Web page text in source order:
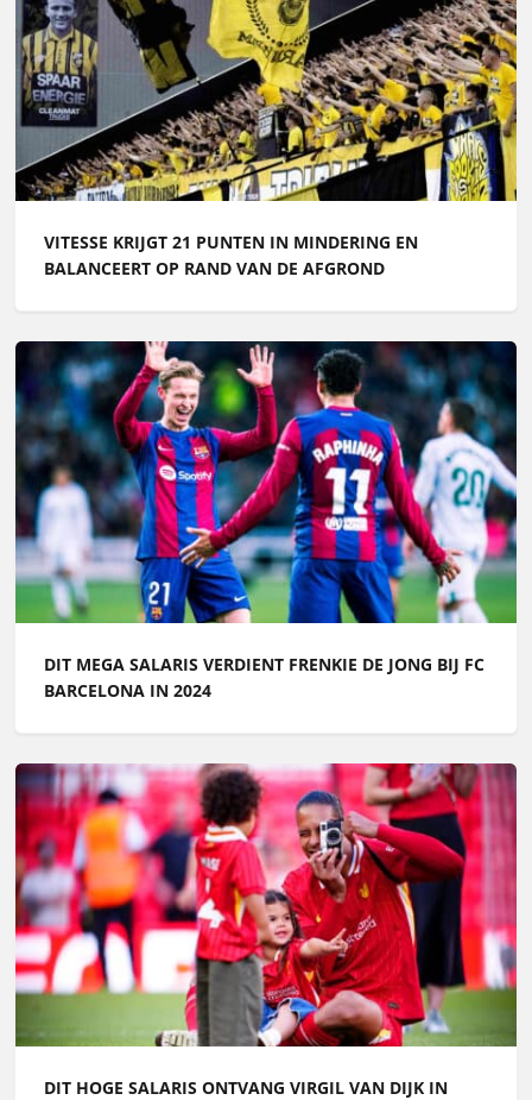
VITESSE KRIJGT 21 PUNTEN IN MINDERING EN
BALANCEERT OP RAND VAN DE AFGROND
DIT MEGA SALARIS VERDIENT FRENKIE DE JONG BIJ FC
BARCELONA IN 2024
DIT HOGE SALARIS ONTVANG VIRGIL VAN DIJK IN